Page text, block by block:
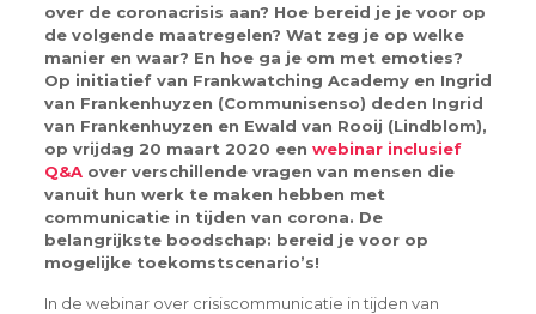
over de coronacrisis aan? Hoe bereid je je voor op
de volgende maatregelen? Wat zeg je op welke
manier en waar? En hoe ga je om met emoties?
Op initiatief van Frankwatching Academy en Ingrid
van Frankenhuyzen (Communisenso) deden Ingrid
van Frankenhuyzen en Ewald van Rooij (Lindblom),
op vrijdag 20 maart 2020 een webinar inclusief
Q&Aover verschillende vragen van mensen die
vanuit hun werk te maken hebben met
communicatie in tijden van corona. De
belangrijkste boodschap: bereid je voor op
mogelijke toekomstscenario’s!
In de webinar over crisiscommunicatie in tijden van